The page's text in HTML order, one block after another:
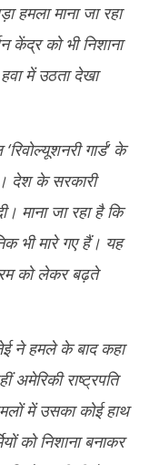
में जोरदार धमाकों की
हमला माना जा रहा
केंद्र को भी निशाना
में उठता देखा
गार्ड’ के
देश के सरकारी
माना जा रहा है कि
भी मारे गए हैं। यह
को लेकर बढ़ते
ने हमले के बाद कहा
अमेरिकी राष्ट्रपति
में उसका कोई हाथ
को निशाना बनाकर